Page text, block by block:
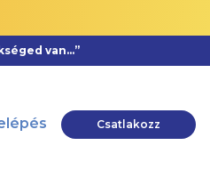
van…”
Csatlakozz